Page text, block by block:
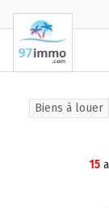
Biens à louer
15